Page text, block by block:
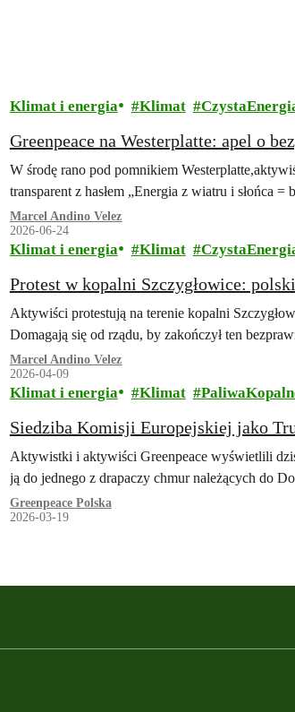
Klimat i energia Klimat
Greenpeace na Westerplatte: apel o
W środę rano pod pomnikiem
transparent z hasłem „Energia z wiatru i słońca =
Marcel Andino Velez
2026-06-24
Klimat i energia Klimat
Protest w kopalni Szczygłowice:
Aktywiści protestują na terenie kopalni
Domagają się od rządu, by zakończył ten
Marcel Andino Velez
2026-04-09
Klimat i energia Klimat
Siedziba Komisji Europejskiej jako
Aktywistki i aktywiści Greenpeace wyświetlili
ją do jednego z drapaczy chmur należących do
Greenpeace Polska
2026-03-19